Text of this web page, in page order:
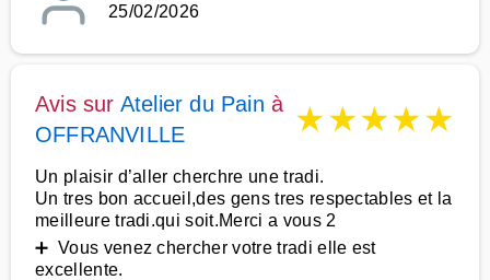
25/02/2026
Avis sur Atelier du Pain à
OFFRANVILLE
★★★★★
Un plaisir d’aller cherchre une tradi.
Un tres bon accueil,des gens tres respectables et la
meilleure tradi.qui soit.Merci a vous 2
➕ Vous venez chercher votre tradi elle est
excellente.